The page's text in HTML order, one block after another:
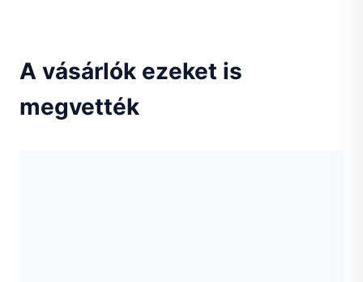
A vásárlók ezeket is
megvették